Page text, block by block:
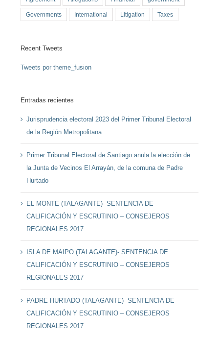
Governments International Litigation Taxes
Recent Tweets
Tweets por theme_fusion
Entradas recientes
Jurisprudencia electoral 2023 del Primer Tribunal Electoral
de la Región Metropolitana
Primer Tribunal Electoral de Santiago anula la elección de
la Junta de Vecinos El Arrayán, de la comuna de Padre
Hurtado
EL MONTE (TALAGANTE)- SENTENCIA DE
CALIFICACIÓN Y ESCRUTINIO – CONSEJEROS
REGIONALES 2017
ISLA DE MAIPO (TALAGANTE)- SENTENCIA DE
CALIFICACIÓN Y ESCRUTINIO – CONSEJEROS
REGIONALES 2017
PADRE HURTADO (TALAGANTE)- SENTENCIA DE
CALIFICACIÓN Y ESCRUTINIO – CONSEJEROS
REGIONALES 2017